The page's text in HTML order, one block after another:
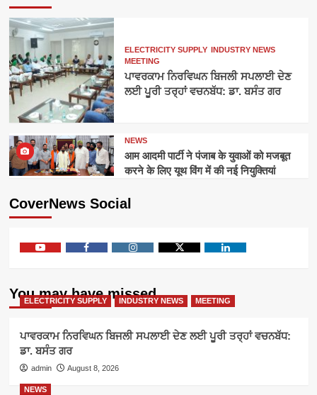
ELECTRICITY SUPPLY INDUSTRY NEWS
MEETING
ਪਾਵਰਕਾਮ ਨਿਰਵਿਘਨ ਬਿਜਲੀ ਸਪਲਾਈ ਦੇਣ
ਲਈ ਪੂਰੀ ਤਰ੍ਹਾਂ ਵਚਨਬੱਧ: ਡਾ. ਬਸੰਤ ਗਰ
NEWS
आम आदमी पार्टी ने पंजाब के युवाओं को मजबूत
करने के लिए यूथ विंग में की नई नियुक्तियां
CoverNews Social
You may have missed
ELECTRICITY SUPPLY INDUSTRY NEWS MEETING
ਪਾਵਰਕਾਮ ਨਿਰਵਿਘਨ ਬਿਜਲੀ ਸਪਲਾਈ ਦੇਣ ਲਈ ਪੂਰੀ ਤਰ੍ਹਾਂ ਵਚਨਬੱਧ:
ਡਾ. ਬਸੰਤ ਗਰ
admin August 8, 2026
NEWS